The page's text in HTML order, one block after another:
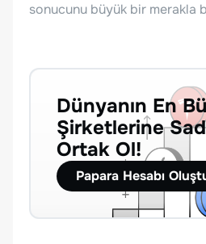
sonucunu büyük bir merakla
Dünyanın En
Şirketlerine
Ortak Ol!
Papara Hesabı